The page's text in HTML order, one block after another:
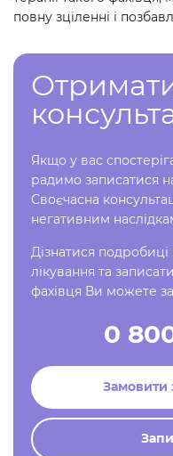
повну зціленні і
Якщо у вас
радимо записатися
Своєчасна
негативним
Дізнатися
лікування та
фахівця Ви можете
0
Замовити